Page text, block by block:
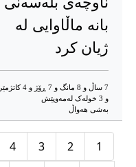
بانه‌ ماڵاوایی له‌
ژیان کرد
7 ساڵ و 8 مانگ و 7 ڕۆژ و 4 کاتژمێر
و 3 خوله‌ک له‌مه‌وپێش‌
به‌شی هه‌واڵ
1
2
3
4